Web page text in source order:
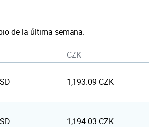
de la última semana.
CZK
1,193.09 CZK
1,194.03 CZK